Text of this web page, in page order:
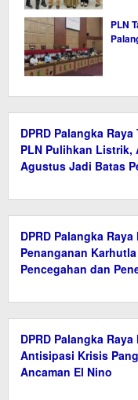
PLN
DPRD Palangka
PLN Pulihkan Listrik,
Agustus Jadi Batas
DPRD Palangka
Penanganan
Pencegahan dan
DPRD Palangka
Antisipasi Krisis
Ancaman El Nino